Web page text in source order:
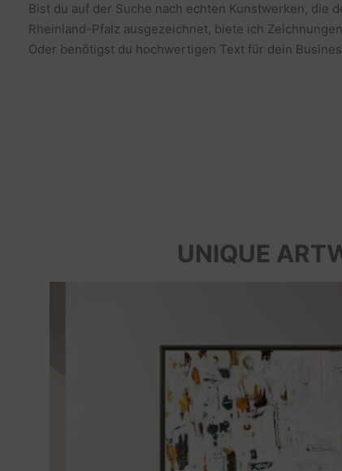
Bist du auf der Suche nach echten Kunstwerken, die
Rheinland-Pfalz ausgezeichnet, biete ich
Oder benötigst du hochwertigen Text für dein
UNIQUE